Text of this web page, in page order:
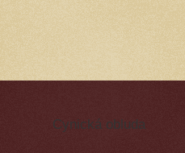
Cynická obluda